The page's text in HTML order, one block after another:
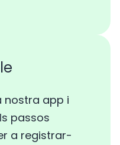
nostra app i
passos
a registrar-